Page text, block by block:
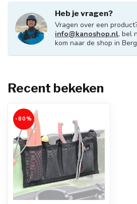
Heb je vragen?
Vragen over een
info@kanoshop.nl, bel
kom naar de shop in
Recent bekeken
-80%